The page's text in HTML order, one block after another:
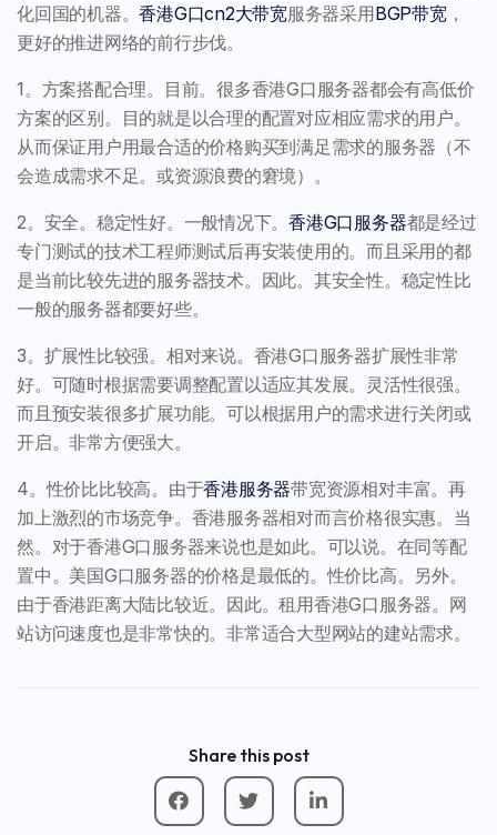
化回国的机器。香港G口cn2大带宽服务器采用BGP带宽，
更好的推进网络的前行步伐。
1。方案搭配合理。目前。很多香港G口服务器都会有高低价
方案的区别。目的就是以合理的配置对应相应需求的用户。
从而保证用户用最合适的价格购买到满足需求的服务器（不
会造成需求不足。或资源浪费的窘境）。
2。安全。稳定性好。一般情况下。香港G口服务器都是经过
专门测试的技术工程师测试后再安装使用的。而且采用的都
是当前比较先进的服务器技术。因此。其安全性。稳定性比
一般的服务器都要好些。
3。扩展性比较强。相对来说。香港G口服务器扩展性非常
好。可随时根据需要调整配置以适应其发展。灵活性很强。
而且预安装很多扩展功能。可以根据用户的需求进行关闭或
开启。非常方便强大。
4。性价比比较高。由于香港服务器带宽资源相对丰富。再
加上激烈的市场竞争。香港服务器相对而言价格很实惠。当
然。对于香港G口服务器来说也是如此。可以说。在同等配
置中。美国G口服务器的价格是最低的。性价比高。另外。
由于香港距离大陆比较近。因此。租用香港G口服务器。网
站访问速度也是非常快的。非常适合大型网站的建站需求。
Share this post